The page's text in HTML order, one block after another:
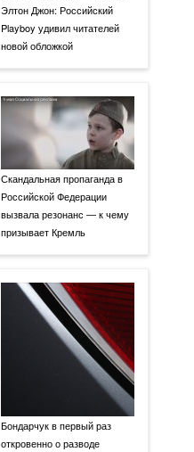
Элтон Джон: Российский
Playboy удивил читателей
новой обложкой
Скандальная пропаганда в
Российской Федерации
вызвала резонанс — к чему
призывает Кремль
Бондарчук в первый раз
откровенно о разводе